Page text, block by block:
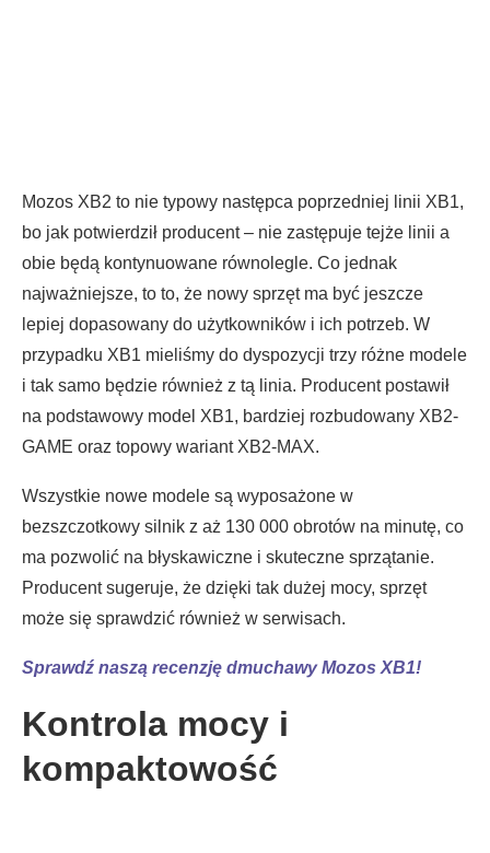
Mozos XB2 to nie typowy następca poprzedniej linii XB1,
bo jak potwierdził producent – nie zastępuje tejże linii a
obie będą kontynuowane równolegle. Co jednak
najważniejsze, to to, że nowy sprzęt ma być jeszcze
lepiej dopasowany do użytkowników i ich potrzeb. W
przypadku XB1 mieliśmy do dyspozycji trzy różne modele
i tak samo będzie również z tą linia. Producent postawił
na podstawowy model XB1, bardziej rozbudowany XB2-
GAME oraz topowy wariant XB2-MAX.
Wszystkie nowe modele są wyposażone w
bezszczotkowy silnik z aż 130 000 obrotów na minutę, co
ma pozwolić na błyskawiczne i skuteczne sprzątanie.
Producent sugeruje, że dzięki tak dużej mocy, sprzęt
może się sprawdzić również w serwisach.
Sprawdź naszą recenzję dmuchawy Mozos XB1!
Kontrola mocy i
kompaktowość